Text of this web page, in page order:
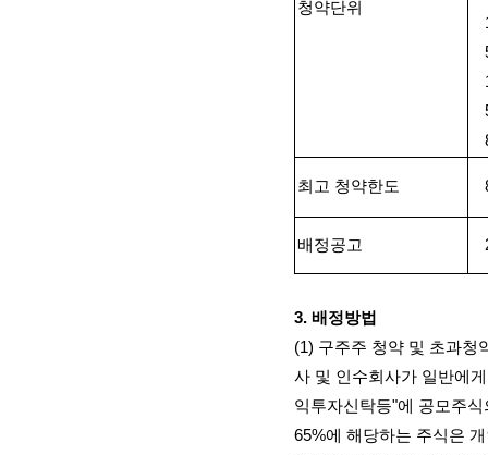
청약단위
최고 청약한도
배정공고
3. 배정방법
(1) 구주주 청약 및 초과청
사 및 인수회사가 일반에
익투자신탁등"에 공모주식
65%에 해당하는 주식은